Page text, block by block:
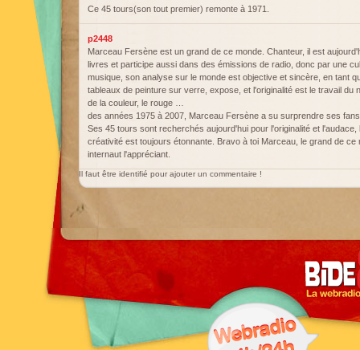
Ce 45 tours(son tout premier) remonte à 1971.
p2448
Marceau Fersène est un grand de ce monde. Chanteur, il est
livres et participe aussi dans des émissions de radio, donc par une
musique, son analyse sur le monde est objective et sincère, en tant
tableaux de peinture sur verre, expose, et l'originalité est le travail du
de la couleur, le rouge …
des années 1975 à 2007, Marceau Fersène a su surprendre ses
Ses 45 tours sont recherchés aujourd'hui pour l'originalité et
créativité est toujours étonnante. Bravo à toi Marceau, le grand de
internaut l'appréciant.
Il faut être identifié pour ajouter un commentaire !